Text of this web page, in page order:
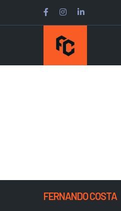
FERNANDO COSTA